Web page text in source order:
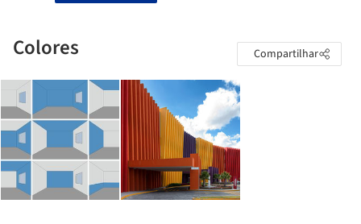
Colores Compartilhar